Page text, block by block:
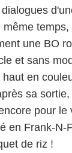
même
une BO
et sans
en
sa
pour le
en Frank-N-
de riz !